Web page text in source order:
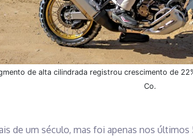
de alta cilindrada registrou crescimento de
Co.
de um século, mas foi apenas nos